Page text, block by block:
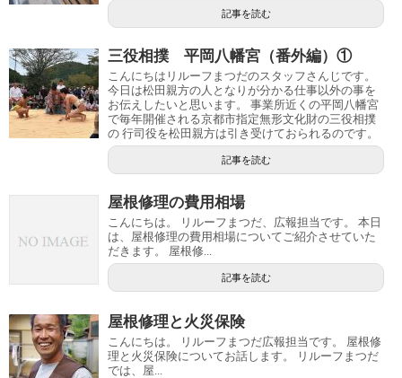
記事を読む
三役相撲 平岡八幡宮（番外編）①
こんにちはリルーフまつだのスタッフさんじです。
今日は松田親方の人となりが分かる仕事以外の事を
お伝えしたいと思います。 事業所近くの平岡八幡宮
で毎年開催される京都市指定無形文化財の三役相撲
の 行司役を松田親方は引き受けておられるのです。
記事を読む
屋根修理の費用相場
こんにちは。 リルーフまつだ、広報担当です。 本日
は、屋根修理の費用相場についてご紹介させていた
だきます。 屋根修...
記事を読む
屋根修理と火災保険
こんにちは。 リルーフまつだ広報担当です。 屋根修
理と火災保険についてお話します。 リルーフまつだ
では、屋...